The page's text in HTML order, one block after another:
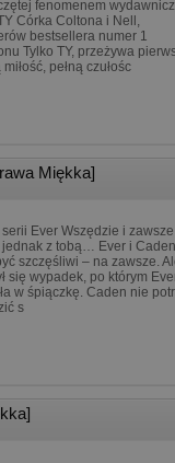
fenomenem
Córka Coltona i Nell,
bestsellera numer 1
Tylko TY, przeżywa
pełną czułośc
Miękka]
serii Ever Wszędzie i
jednak z tobą… Ever i Caden
szczęśliwi – na zawsze.
się wypadek, po którym
w śpiączkę. Caden nie
s